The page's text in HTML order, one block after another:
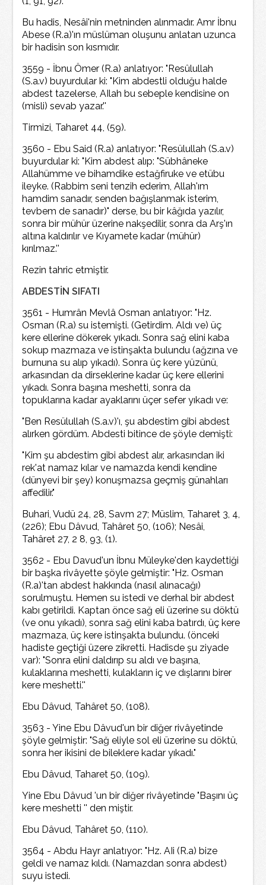
Bu hadis, Nesâi'nin metninden alınmadır. Amr İbnu
Abese (R.a)'ın müslüman oluşunu anlatan uzunca
bir hadisin son kısmıdır.
3559 - İbnu Ömer (R.a) anlatıyor: "Resûlullah
(S.a.v) buyurdular ki: "Kim abdestli olduğu halde
abdest tazelerse, AIlah bu sebeple kendisine on
(misli) sevab yazar.''
Tirmizi, Taharet 44, (59).
3560 - Ebu Said (R.a) anlatıyor: "Resülullah (S.a.v)
buyurdular ki: "Kim abdest alıp: "Sübhâneke
Allahümme ve bihamdike estağfiruke ve etübu
ileyke. (Rabbim seni tenzih ederim, Allah'ım
hamdim sanadır, senden bağışlanmak isterim,
tevbem de sanadır)" derse, bu bir kâğıda yazılır,
sonra bir mühür üzerine nakşedilir, sonra da Arş'ın
altına kaldırılır ve Kıyamete kadar (mühür)
kırılmaz.''
Rezin tahric etmiştir.
ABDESTİN SIFATI
3561 - Humrân Mevlâ Osman anlatıyor: "Hz.
Osman (R.a) su istemişti. (Getirdim. Aldı ve) üç
kere ellerine dökerek yıkadı. Sonra sağ elini kaba
sokup mazmaza ve istinşakta bulundu (ağzına ve
burnuna su alıp yıkadı). Sonra üç kere yüzünü,
arkasından da dirseklerine kadar üç kere ellerini
yıkadı. Sonra başına meshetti, sonra da
topuklarına kadar ayaklarını üçer sefer yıkadı ve:
"Ben Resülullah (S.a.v)'ı, şu abdestim gibi abdest
alırken gördüm. Abdesti bitince de şöyle demişti:
"Kim şu abdestim gibi abdest alır, arkasından iki
rek'at namaz kılar ve namazda kendi kendine
(dünyevi bir şey) konuşmazsa geçmiş günahları
affedilir."
Buhari, Vudü 24, 28, Savm 27; Müslim, Taharet 3, 4,
(226); Ebu Dâvud, Tahâret 50, (106); Nesâi,
Tahâret 27, 2 8, 93, (1).
3562 - Ebu Davud'un İbnu Müleyke'den kaydettiği
bir başka rivâyette şöyle gelmiştir: "Hz. Osman
(R.a)'tan abdest hakkında (nasıl alınacağı)
sorulmuştu. Hemen su istedi ve derhal bir abdest
kabı getirildi. Kaptan önce sağ eli üzerine su döktü
(ve onu yıkadı), sonra sağ elini kaba batırdı, üç kere
mazmaza, üç kere istinşakta bulundu. (önceki
hadiste geçtiği üzere zikretti. Hadisde şu ziyade
var): "Sonra elini daldırıp su aldı ve başına,
kulaklarına meshetti, kulakların iç ve dışlarını birer
kere meshetti.''
Ebu Dâvud, Tahâret 50, (108).
3563 - Yine Ebu Dâvud'un bir diğer rivâyetinde
şöyle gelmiştir: "Sağ eliyle sol eli üzerine su döktü,
sonra her ikisini de bileklere kadar yıkadı."
Ebu Dâvud, Taharet 50, (109).
Yine Ebu Dâvud 'un bir diğer rivâyetinde "Başını üç
kere meshetti '' den miştir.
Ebu Dâvud, Tahâret 50, (110).
3564 - Abdu Hayr anlatıyor: "Hz. AIi (R.a) bize
geldi ve namaz kıldı. (Namazdan sonra abdest)
suyu istedi.